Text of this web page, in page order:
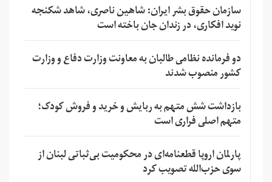
سازمان حقوق بشر ایران: شاهین ناصری، شاهد شکنجه
نوید افکاری، در زندان جان باخته است
دو فرمانده نظامی طالبان به معاونت وزارت دفاع و وزارت
کشور منصوب شدند
بازداشت شش متهم به ربایش و خرید و فروش کودک؛
متهم اصلی فراری است
پارلمان اروپا قطعنامه‌ای در محکومیت بی‌ثباتی لبنان از
سوی حزب‌الله تصویب کرد